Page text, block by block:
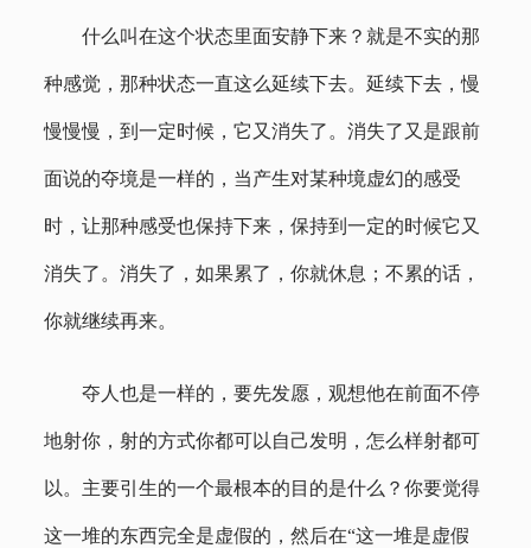
什么叫在这个状态里面安静下来？就是不实的那
种感觉，那种状态一直这么延续下去。延续下去，慢
慢慢慢，到一定时候，它又消失了。消失了又是跟前
面说的夺境是一样的，当产生对某种境虚幻的感受
时，让那种感受也保持下来，保持到一定的时候它又
消失了。消失了，如果累了，你就休息；不累的话，
你就继续再来。
夺人也是一样的，要先发愿，观想他在前面不停
地射你，射的方式你都可以自己发明，怎么样射都可
以。主要引生的一个最根本的目的是什么？你要觉得
这一堆的东西完全是虚假的，然后在“这一堆是虚假